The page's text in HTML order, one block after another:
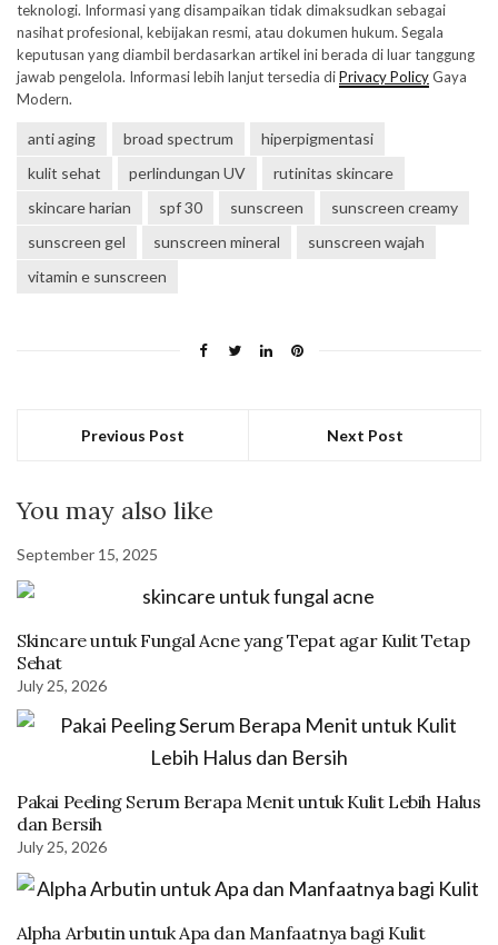
teknologi. Informasi yang disampaikan tidak dimaksudkan sebagai
nasihat profesional, kebijakan resmi, atau dokumen hukum. Segala
keputusan yang diambil berdasarkan artikel ini berada di luar tanggung
jawab pengelola. Informasi lebih lanjut tersedia diPrivacy PolicyGaya
Modern.
anti aging broad spectrum
hiperpigmentasi
kulit sehat
perlindungan UV
rutinitas skincare
skincare harian
spf 30 sunscreen
sunscreen creamy
sunscreen gel
sunscreen mineral
sunscreen wajah
vitamin e sunscreen
Previous Post Next Post
You may also like
September 15, 2025
Skincare untuk Fungal Acne yang Tepat agar Kulit Tetap
Sehat
July 25, 2026
Pakai Peeling Serum Berapa Menit untuk Kulit Lebih Halus
dan Bersih
July 25, 2026
Alpha Arbutin untuk Apa dan Manfaatnya bagi Kulit